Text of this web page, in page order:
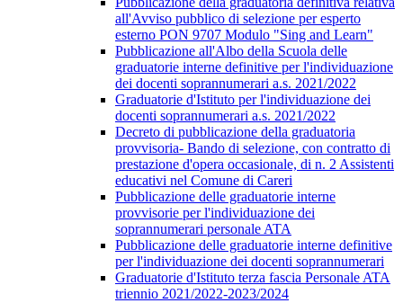
all'Avviso pubblico di selezione per esperto
esterno PON 9707 Modulo "Sing and Learn"
Pubblicazione all'Albo della Scuola delle
graduatorie interne definitive per l'individuazione
dei docenti soprannumerari a.s. 2021/2022
Graduatorie d'Istituto per l'individuazione dei
docenti soprannumerari a.s. 2021/2022
Decreto di pubblicazione della graduatoria
provvisoria- Bando di selezione, con contratto di
prestazione d'opera occasionale, di n. 2 Assistenti
educativi nel Comune di Careri
Pubblicazione delle graduatorie interne
provvisorie per l'individuazione dei
soprannumerari personale ATA
Pubblicazione delle graduatorie interne definitive
per l'individuazione dei docenti soprannumerari
Graduatorie d'Istituto terza fascia Personale ATA
triennio 2021/2022-2023/2024